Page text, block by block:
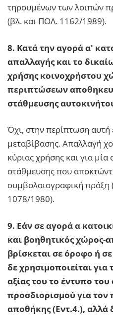
τηρουμένων των λοιπών
(βλ. και ΠΟΛ. 1162/1989).
8. Κατά την αγορά α'
απαλλαγής και το
χρήσης κοινοχρήστου
περιπτώσεων
στάθμευσης
Όχι, στην περίπτωση αυτή
μεταβίβασης. Απαλλαγή
κύριας χρήσης και για
στάθμευσης που
συμβολαιογραφική πράξη
1078/1980).
9. Εάν σε αγορά α
και βοηθητικός χώρος-
βρίσκεται σε όροφο ή
δε χρησιμοποιείται
αξίας του το έντυπο του
προσδιορισμού για τον
αποθήκης (Εντ.4.), αλλά